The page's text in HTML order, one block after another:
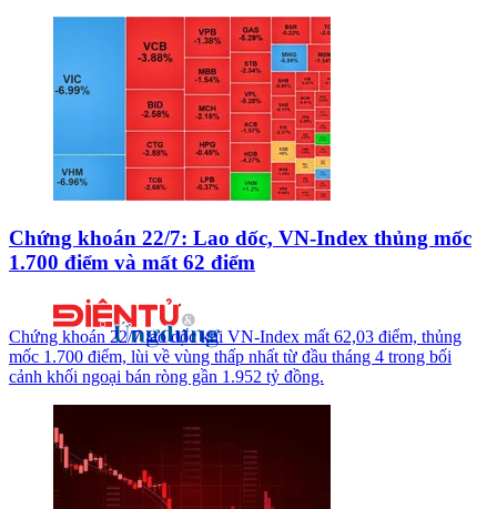
Chứng khoán 22/7: Lao dốc, VN-Index thủng mốc
1.700 điểm và mất 62 điểm
Chứng khoán 22/7 lao dốc khi VN-Index mất 62,03 điểm, thủng
mốc 1.700 điểm, lùi về vùng thấp nhất từ đầu tháng 4 trong bối
cảnh khối ngoại bán ròng gần 1.952 tỷ đồng.